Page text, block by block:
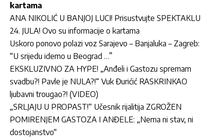
kartama
ANA NIKOLIĆ U BANJOJ LUCI! Prisustvujte SPEKTAKLU
24. JULA! Ovo su informacije o kartama
Uskoro ponovo polazi voz Sarajevo – Banjaluka – Zagreb:
“U srijedu idemo u Beograd …”
EKSKLUZIVNO ZA HYPE! „Anđeli i Gastozu spremam
svadbu?! Pavle je NULA?!“ Vuk Đurićić RASKRINKAO
ljubavni trougao?! (VIDEO)
„SRLJAJU U PROPAST!“ Učesnik rijalitija ZGROŽEN
POMIRENJEM GASTOZA I ANĐELE: „Nema ni stav, ni
dostojanstvo“